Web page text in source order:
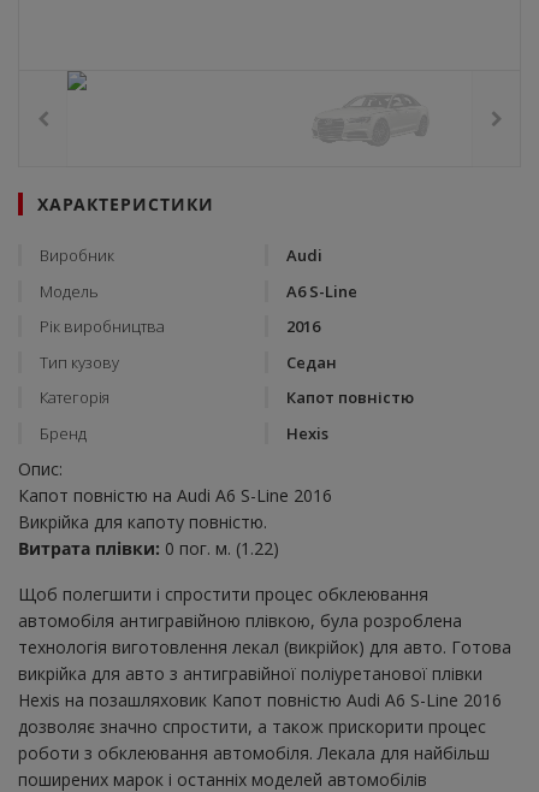
ХАРАКТЕРИСТИКИ
Виробник
Audi
Модель
A6 S-Line
Рік виробництва
2016
Тип кузову
Седан
Категорія
Капот повністю
Бренд
Hexis
Опис:
Капот повністю на Audi A6 S-Line 2016
Викрійка для капоту повністю.
Витрата плівки: 0 пог. м. (1.22)
Щоб полегшити і спростити процес обклеювання
автомобіля антигравійною плівкою, була розроблена
технологія виготовлення лекал (викрійок) для авто. Готова
викрійка для авто з антигравійної поліуретанової плівки
Hexis на позашляховик Капот повністю Audi A6 S-Line 2016
дозволяє значно спростити, а також прискорити процес
роботи з обклеювання автомобіля. Лекала для найбільш
поширених марок і останніх моделей автомобілів